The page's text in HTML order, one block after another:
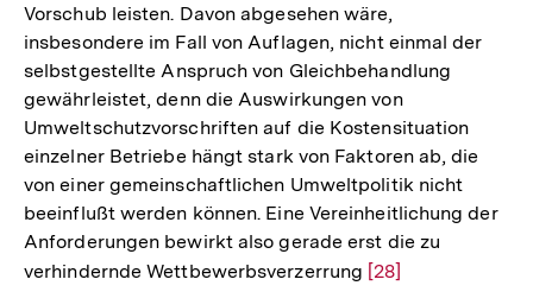
Vorschub leisten. Davon abgesehen wäre,
insbesondere im Fall von Auflagen, nicht einmal der
selbstgestellte Anspruch von Gleichbehandlung
gewährleistet, denn die Auswirkungen von
Umweltschutzvorschriften auf die Kostensituation
einzelner Betriebe hängt stark von Faktoren ab, die
von einer gemeinschaftlichen Umweltpolitik nicht
beeinflußt werden können. Eine Vereinheitlichung der
Anforderungen bewirkt also gerade erst die zu
verhindernde Wettbewerbsverzerrung Zur
[28]